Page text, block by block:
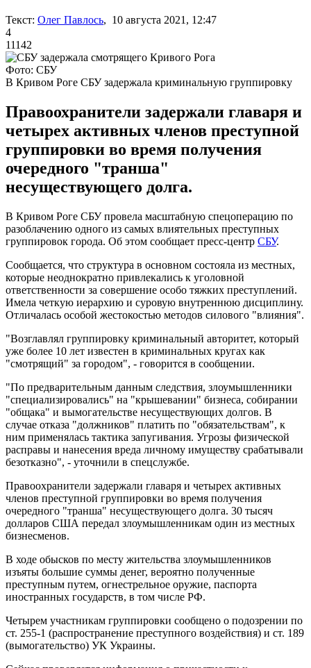
Текст: Олег Павлось, 10 августа 2021, 12:47
4
11142
Фото: СБУ
В Кривом Роге СБУ задержала криминальную группировку
Правоохранители задержали главаря и
четырех активных членов преступной
группировки во время получения
очередного "транша"
несуществующего долга.
В Кривом Роге СБУ провела масштабную спецоперацию по
разоблачению одного из самых влиятельных преступных
группировок города. Об этом сообщает пресс-центр СБУ.
Сообщается, что структура в основном состояла из местных,
которые неоднократно привлекались к уголовной
ответственности за совершение особо тяжких преступлений.
Имела четкую иерархию и суровую внутреннюю дисциплину.
Отличалась особой жестокостью методов силового "влияния".
"Возглавлял группировку криминальный авторитет, который
уже более 10 лет известен в криминальных кругах как
"смотрящий" за городом", - говорится в сообщении.
"По предварительным данным следствия, злоумышленники
"специализировались" на "крышевании" бизнеса, собирании
"общака" и вымогательстве несуществующих долгов. В
случае отказа "должников" платить по "обязательствам", к
ним применялась тактика запугивания. Угрозы физической
расправы и нанесения вреда личному имуществу срабатывали
безотказно", - уточнили в спецслужбе.
Правоохранители задержали главаря и четырех активных
членов преступной группировки во время получения
очередного "транша" несуществующего долга. 30 тысяч
долларов США передал злоумышленникам один из местных
бизнесменов.
В ходе обысков по месту жительства злоумышленников
изъяты большие суммы денег, вероятно полученные
преступным путем, огнестрельное оружие, паспорта
иностранных государств, в том числе РФ.
Четырем участникам группировки сообщено о подозрении по
ст. 255-1 (распространение преступного воздействия) и ст. 189
(вымогательство) УК Украины.